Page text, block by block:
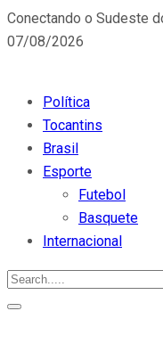
Conectando o Sudeste
07/08/2026
Política
Tocantins
Brasil
Esporte
Futebol
Basquete
Internacional